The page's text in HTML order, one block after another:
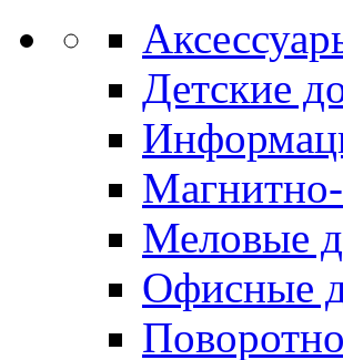
Детские
Меловые
Офисные